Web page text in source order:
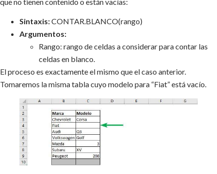
Sintaxis:CONTAR.BLANCO(rango)
Argumentos:
Rango: rango de celdas a considerar para contar las
celdas en blanco.
El proceso es exactamente el mismo que el caso anterior.
Tomaremos la misma tabla cuyo modelo para “Fiat” está vacío.